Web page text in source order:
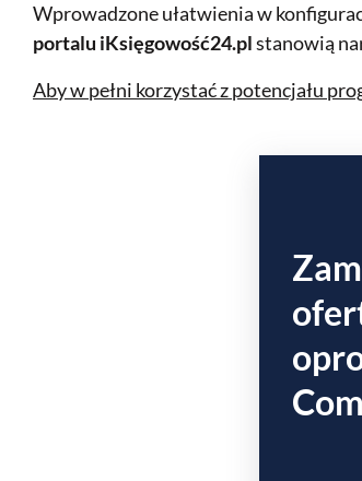
Wprowadzone ułatwienia w
portalu iKsięgowość24.plstanowią
Aby w pełni korzystać z potencjału